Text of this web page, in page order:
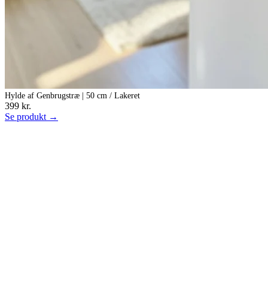
Hylde af Genbrugstræ | 50 cm / Lakeret
399 kr.
Se produkt →